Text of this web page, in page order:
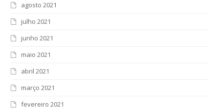
agosto 2021
julho 2021
junho 2021
maio 2021
abril 2021
março 2021
fevereiro 2021